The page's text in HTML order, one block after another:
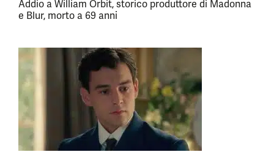
Addio a William Orbit, storico produttore di Madonna
e Blur, morto a 69 anni